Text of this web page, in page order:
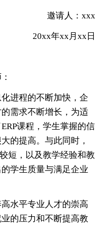
邀请人：xxx
20xx年xx月xx日
进程的不断加快，企
需求不断增长，为适
课程，学生掌握的信
的提高。与此同时，
短，以及教学经验和教
学生质量与满足企业
水平专业人才的崇高
的压力和不断提高教